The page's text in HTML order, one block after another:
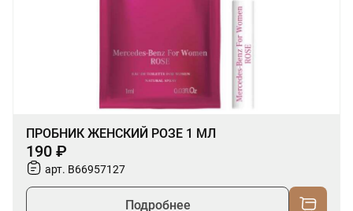
ПРОБНИК ЖЕНСКИЙ РОЗЕ 1 МЛ
190 ₽
арт. B66957127
Подробнее